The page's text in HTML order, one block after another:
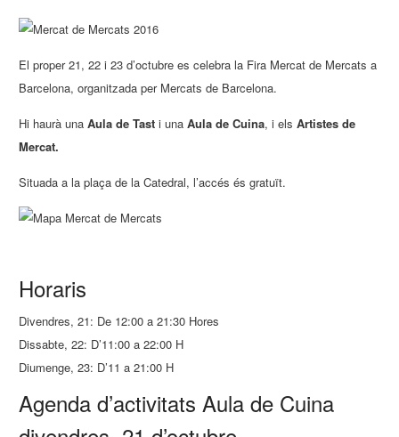
El proper 21, 22 i 23 d’octubre es celebra la Fira Mercat de Mercats a
Barcelona, organitzada per Mercats de Barcelona.
Hi haurà unaAula de Tast i unaAula de Cuina, i elsArtistes de
Mercat.
Situada a la plaça de la Catedral, l’accés és gratuït.
Horaris
Divendres, 21: De 12:00 a 21:30 Hores
Dissabte, 22: D’11:00 a 22:00 H
Diumenge, 23: D’11 a 21:00 H
Agenda d’activitats Aula de Cuina